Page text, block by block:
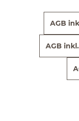
AGB
AGB